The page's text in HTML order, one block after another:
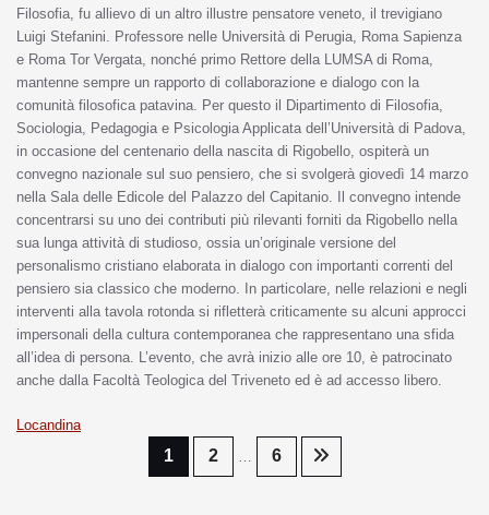
Filosofia, fu allievo di un altro illustre pensatore veneto, il trevigiano
Luigi Stefanini. Professore nelle Università di Perugia, Roma Sapienza
e Roma Tor Vergata, nonché primo Rettore della LUMSA di Roma,
mantenne sempre un rapporto di collaborazione e dialogo con la
comunità filosofica patavina. Per questo il Dipartimento di Filosofia,
Sociologia, Pedagogia e Psicologia Applicata dell’Università di Padova,
in occasione del centenario della nascita di Rigobello, ospiterà un
convegno nazionale sul suo pensiero, che si svolgerà giovedì 14 marzo
nella Sala delle Edicole del Palazzo del Capitanio. Il convegno intende
concentrarsi su uno dei contributi più rilevanti forniti da Rigobello nella
sua lunga attività di studioso, ossia un’originale versione del
personalismo cristiano elaborata in dialogo con importanti correnti del
pensiero sia classico che moderno. In particolare, nelle relazioni e negli
interventi alla tavola rotonda si rifletterà criticamente su alcuni approcci
impersonali della cultura contemporanea che rappresentano una sfida
all’idea di persona. L’evento, che avrà inizio alle ore 10, è patrocinato
anche dalla Facoltà Teologica del Triveneto ed è ad accesso libero.
Locandina
1 2 6